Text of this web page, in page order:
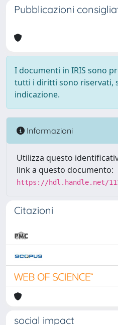
Pubblicazioni
I documenti in IRIS sono
tutti i diritti sono riservati,
indicazione.
Informazioni
Utilizza questo
link a questo documento:
https://hdl.handle.net/
Citazioni
social impact